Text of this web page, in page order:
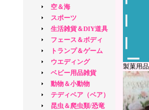
空＆海
スポーツ
生活雑貨＆DIY道具
フェース＆ボディ
トランプ＆ゲーム
ウエディング
ベビー用品雑貨
動物＆小動物
テディベア（ベア）
昆虫＆爬虫類/恐竜
製菓用